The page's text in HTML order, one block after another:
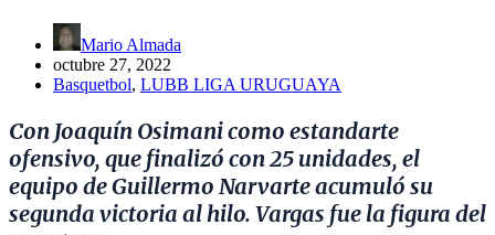
Mario Almada
octubre 27, 2022
Basquetbol, LUBB LIGA URUGUAYA
Con Joaquín Osimani como estandarte
ofensivo, que finalizó con 25 unidades, el
equipo de Guillermo Narvarte acumuló su
segunda victoria al hilo. Vargas fue la figura del